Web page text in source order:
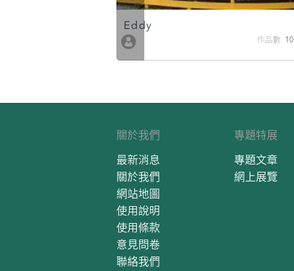
Eddy
作品數 10
關於我們
最新消息
關於我們
網站地圖
使用說明
使用條款
意見問卷
聯絡我們
專題特展
專題文章
網上展覽